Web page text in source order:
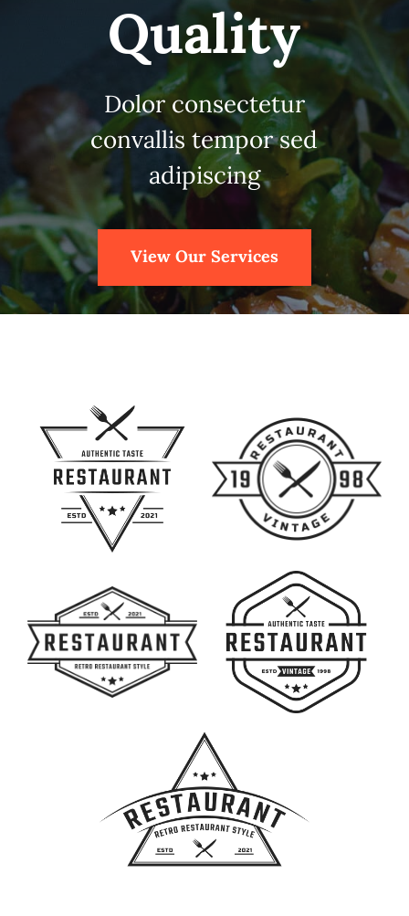
Quality
Dolor consectetur
convallis tempor sed
adipiscing
View Our Services